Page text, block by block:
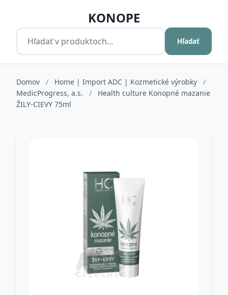
KONOPE
Hľadať
Domov / Home | Import ADC | Kozmetické výrobky
/
MedicProgress, a.s.
/
Health culture Konopné mazanie
ŽILY-CIEVY 75ml